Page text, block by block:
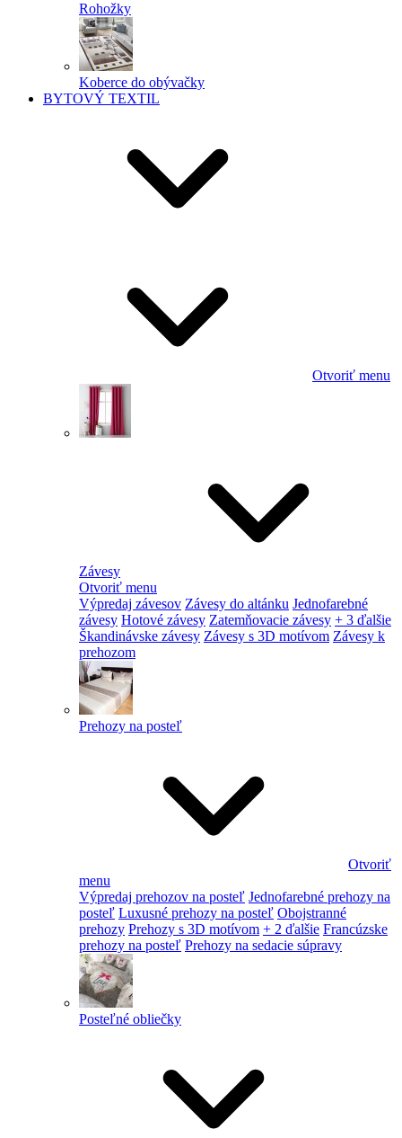
Rohožky
Koberce do obývačky
BYTOVÝ TEXTIL
Otvoriť menu
Závesy
Otvoriť menu
Výpredaj závesov Závesy do altánku Jednofarebné
závesy Hotové závesy Zatemňovacie závesy + 3 ďalšie
Škandinávske závesy Závesy s 3D motívom Závesy k
prehozom
Prehozy na posteľ
Otvoriť
menu
Výpredaj prehozov na posteľ Jednofarebné prehozy na
posteľ Luxusné prehozy na posteľ Obojstranné
prehozy Prehozy s 3D motívom + 2 ďalšie Francúzske
prehozy na posteľ Prehozy na sedacie súpravy
Posteľné obliečky